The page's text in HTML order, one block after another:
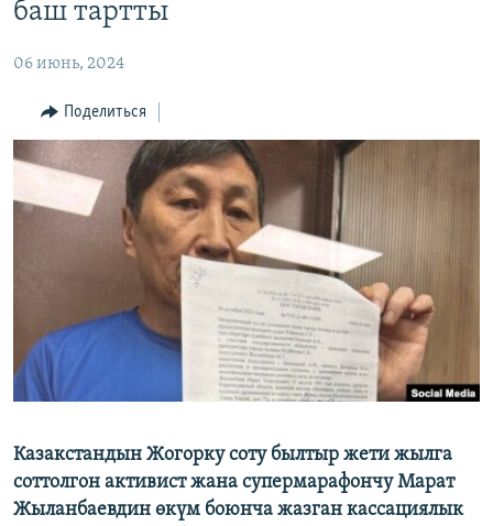
главной
Вернутся
поиску
МИГРАНТ МЕДИА
баш тартты
06 июнь, 2024
Поделиться
Казакстандын Жогорку соту былтыр жети жылга
соттолгон активист жана супермарафончу Марат
Жыланбаевдин өкүм боюнча жазган кассациялык